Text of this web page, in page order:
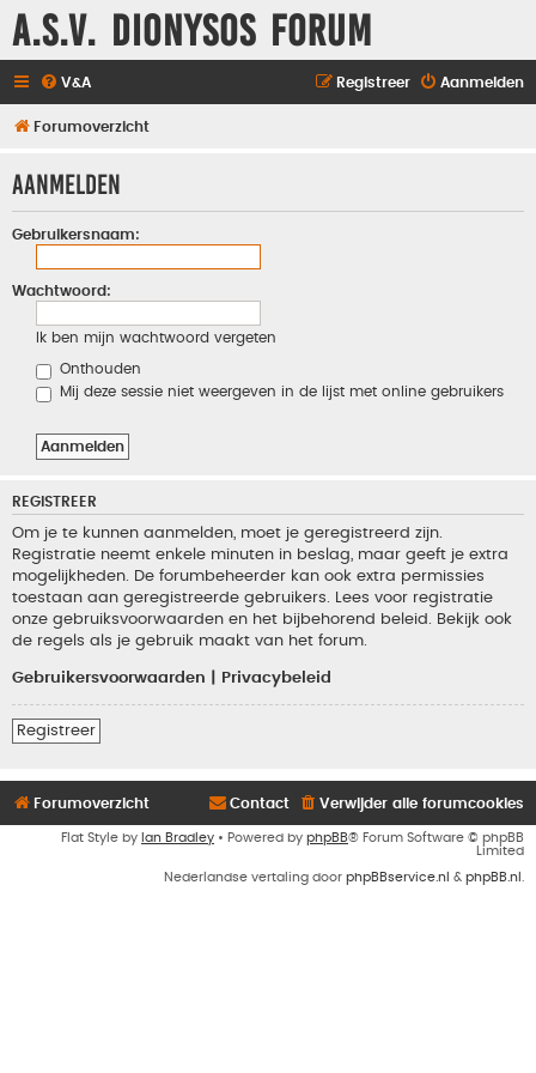
A.S.V. Dionysos Forum
V&A Aanmelden
Registreer
Forumoverzicht
Aanmelden
Gebruikersnaam:
Wachtwoord:
Ik ben mijn wachtwoord vergeten
Onthouden
Mij deze sessie niet weergeven in de lijst met online gebruikers
REGISTREER
Om je te kunnen aanmelden, moet je geregistreerd zijn.
Registratie neemt enkele minuten in beslag, maar geeft je extra
mogelijkheden. De forumbeheerder kan ook extra permissies
toestaan aan geregistreerde gebruikers. Lees voor registratie
onze gebruiksvoorwaarden en het bijbehorend beleid. Bekijk ook
de regels als je gebruik maakt van het forum.
Gebruikersvoorwaarden Privacybeleid
Registreer
Forumoverzicht Verwijder alle forumcookies
Contact
Flat Style by Ian Bradley • Powered by phpBB® Forum Software © phpBB
Limited
Nederlandse vertaling door phpBBservice.nl & phpBB.nl .